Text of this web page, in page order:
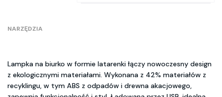
NARZĘDZIA
Lampka na biurko w formie latarenki łączy nowoczesny design
z ekologicznymi materiałami. Wykonana z 42% materiałów z
recyklingu, w tym ABS z odpadów i drewna akacjowego,